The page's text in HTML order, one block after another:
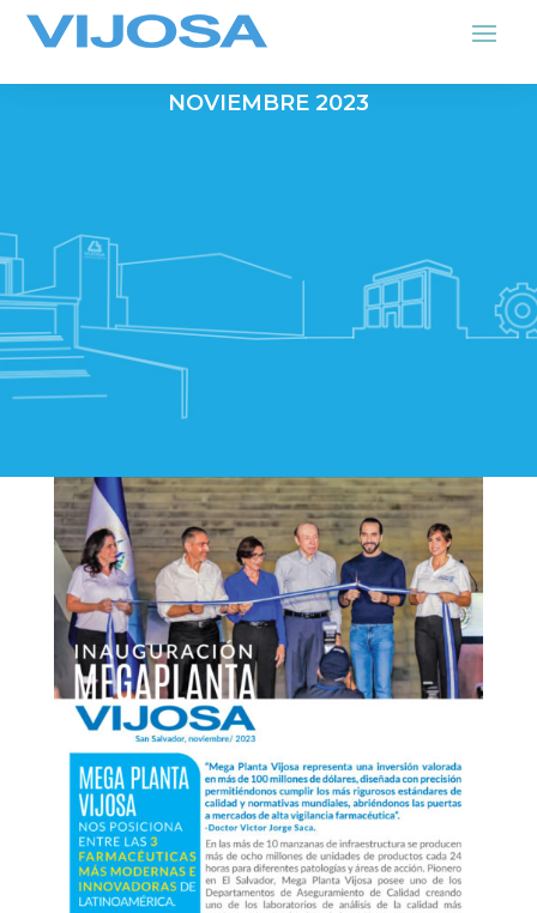
NOVIEMBRE 2023